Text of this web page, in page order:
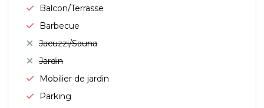
Balcon/Terrasse
Barbecue
Jacuzzi/Sauna
Jardin
Mobilier de jardin
Parking